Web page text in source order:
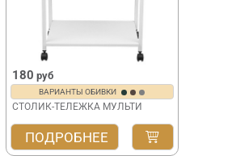
180 руб
ВАРИАНТЫ ОБИВКИ
СТОЛИК-ТЕЛЕЖКА МУЛЬТИ
ПОДРОБНЕЕ